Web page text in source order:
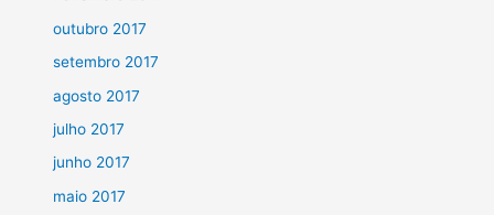
outubro 2017
setembro 2017
agosto 2017
julho 2017
junho 2017
maio 2017